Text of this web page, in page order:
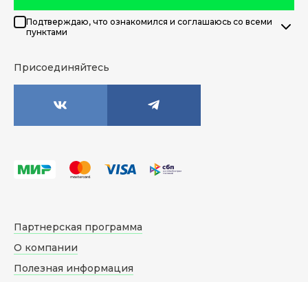
Подтверждаю, что ознакомился и соглашаюсь со всеми
пунктами
Присоединяйтесь
Партнерская программа
О компании
Полезная информация